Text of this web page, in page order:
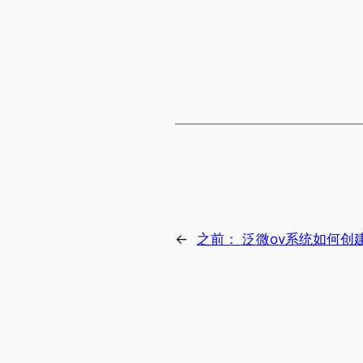
← 之前： 泛微ov系统如何创